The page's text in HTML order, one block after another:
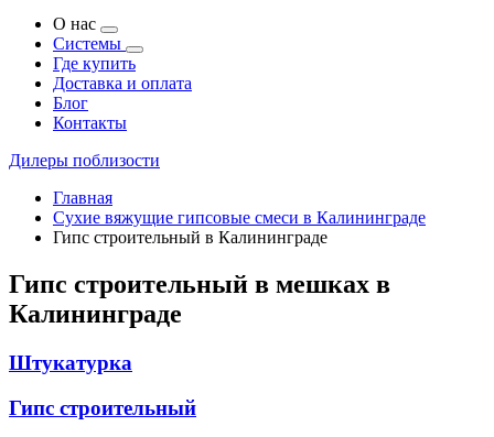
О нас
Системы
Где купить
Доставка и оплата
Блог
Контакты
Дилеры поблизости
Главная
Сухие вяжущие гипсовые смеси в Калининграде
Гипс строительный в Калининграде
Гипс строительный в мешках в
Калининграде
Штукатурка
Гипс строительный